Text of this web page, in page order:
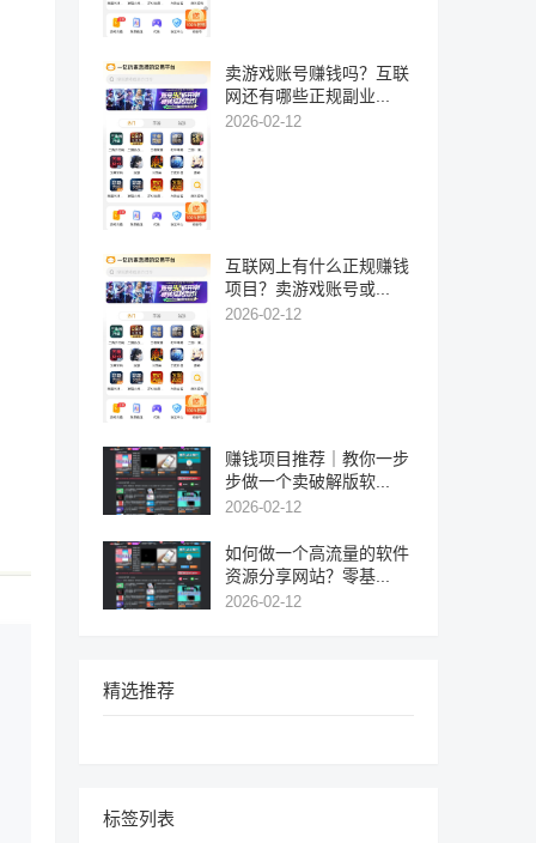
卖游戏账号赚钱吗？互联
网还有哪些正规副业...
2026-02-12
互联网上有什么正规赚钱
项目？卖游戏账号或...
2026-02-12
赚钱项目推荐｜教你一步
步做一个卖破解版软...
2026-02-12
如何做一个高流量的软件
资源分享网站？零基...
2026-02-12
精选推荐
标签列表